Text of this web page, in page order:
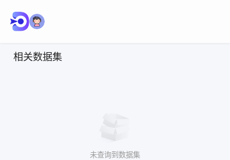
相关数据集
未查询到数据集